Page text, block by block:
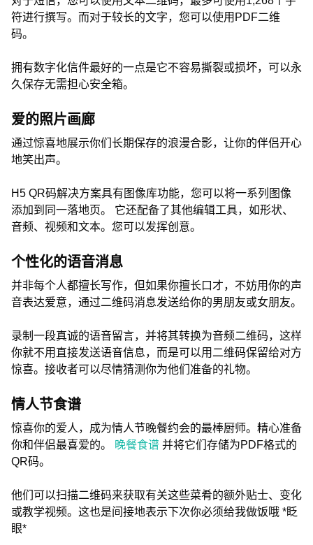
符进行撰写。而对于较长的文字，您可以使用PDF二维
码。
拥有数字化信件最好的一点是它不容易撕裂或损坏，可以永
久保存无需担心安全箱。
爱的照片画廊
通过惊喜地展示你们长期保存的浪漫合影，让你的伴侣开心
地笑出声。
H5 QR码解决方案具有图像库功能，您可以将一系列图像
添加到同一落地页。 它还配备了其他编辑工具，如形状、
音频、视频和文本。您可以发挥创意。
个性化的语音消息
并非每个人都擅长写作，但如果你擅长口才，不妨用你的声
音表达爱意，通过二维码消息发送给你的男朋友或女朋友。
录制一段真诚的语音留言，并将其转换为音频二维码，这样
你就不用直接发送语音信息，而是可以用二维码保留给对方
惊喜。接收者可以尽情猜测你为他们准备的礼物。
情人节食谱
惊喜你的爱人，成为情人节晚餐约会的最棒厨师。精心准备
你和伴侣最喜爱的。
晚餐食谱 并将它们存储为PDF格式的
QR码。
他们可以扫描二维码来获取有关这些菜肴的额外贴士、变化
或教学视频。这也是间接地表示下次你必须给我做饭哦 *眨
眼*